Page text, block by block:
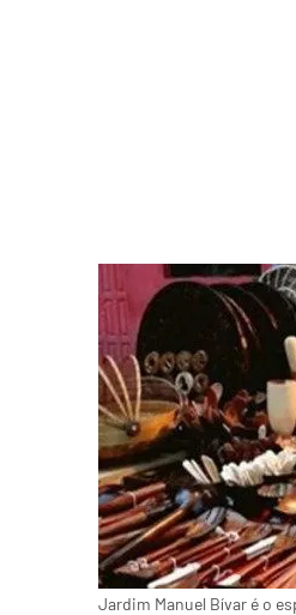
Jardim Manuel Bívar é o